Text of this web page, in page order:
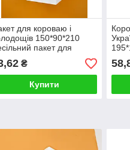
для короваю і
150*90*210
пакет для
"Молодята"
₴
Купити
для